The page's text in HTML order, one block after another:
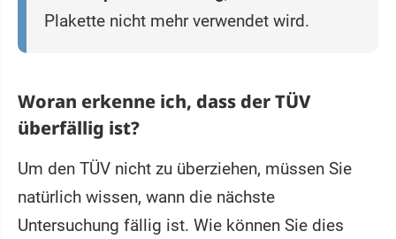
Plakette nicht mehr verwendet wird.
Woran erkenne ich, dass der TÜV
überfällig ist?
Um den TÜV nicht zu überziehen, müssen Sie
natürlich wissen, wann die nächste
Untersuchung fällig ist. Wie können Sie dies